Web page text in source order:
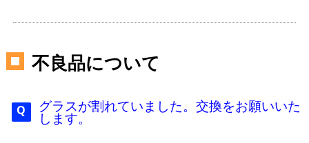
不良品について
グラスが割れていました。交換をお願いいた
します。